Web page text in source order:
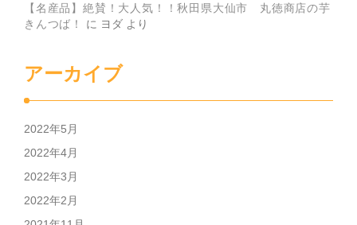
【名産品】絶賛！大人気！！秋田県大仙市 丸徳商店の芋
きんつば！
に ヨダ より
アーカイブ
2022年5月
2022年4月
2022年3月
2022年2月